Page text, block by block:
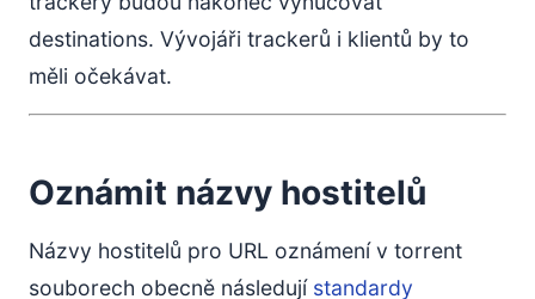
destinations. Vývojáři trackerů i klientů by to
měli očekávat.
Oznámit názvy hostitelů
Názvy hostitelů pro URL oznámení v torrent
souborech obecně následují standardy